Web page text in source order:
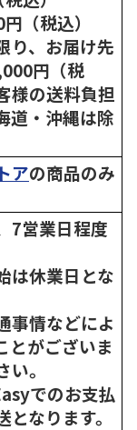
（税込）
り、お届け先
円（税
様の送料負担
道・沖縄は除
アの商品のみ
7営業日程度
は休業日とな
事情などによ
とがございま
。
でのお支払
なります。